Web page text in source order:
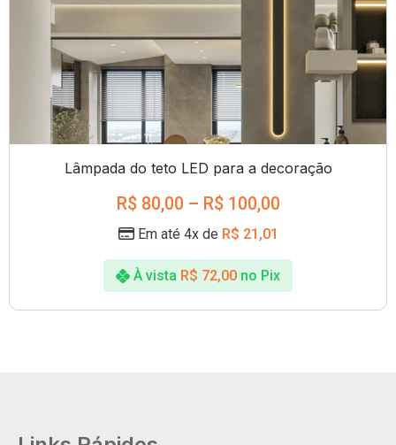
Lâmpada do teto LED para a decoração
R$80,00 – R$100,00
Em até 4x de R$ 21,01
À vista R$ 72,00 no Pix